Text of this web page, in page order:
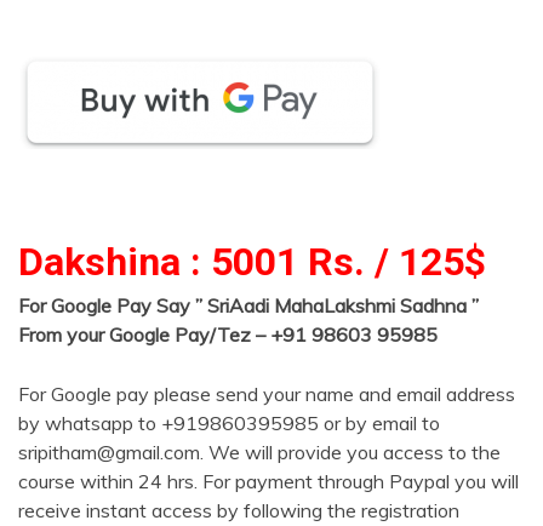
Dakshina : 5001 Rs. / 125$
For Google Pay Say ” SriAadi MahaLakshmi Sadhna ”
From your Google Pay/Tez – +91 98603 95985
For Google pay please send your name and email address
by whatsapp to +919860395985 or by email to
sripitham@gmail.com. We will provide you access to the
course within 24 hrs. For payment through Paypal you will
receive instant access by following the registration